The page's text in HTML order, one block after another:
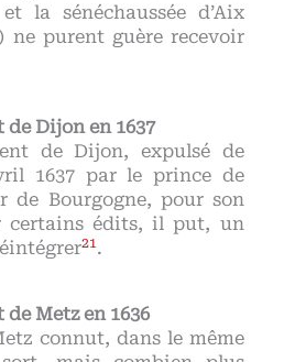
la sénéchaussée d’Aix
ne purent guère recevoir
de Dijon en 1637
de Dijon, expulsé de
1637 par le prince de
de Bourgogne, pour son
certains édits, il put, un
21.
Metz en 1636
connut, dans le même